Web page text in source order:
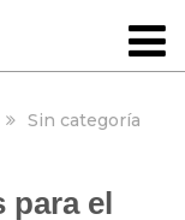
Sin categoría
para el